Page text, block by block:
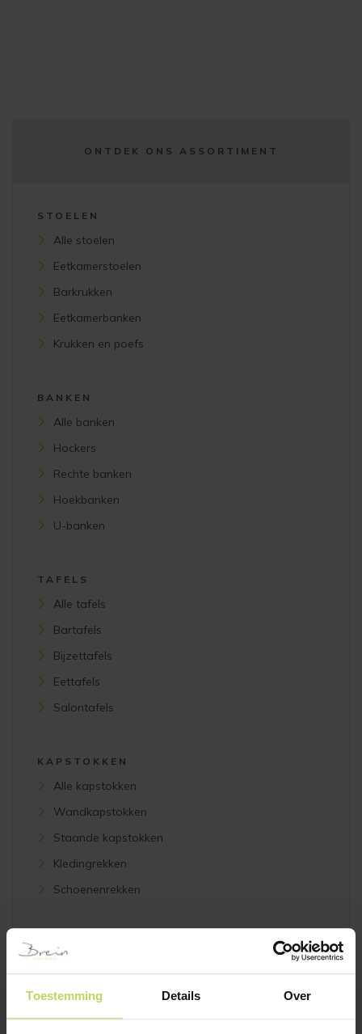
Toestemming Details Over
ONTDEK ONS ASSORTIMENT
STOELEN
Alle stoelen
Eetkamerstoelen
Barkrukken
Eetkamerbanken
Krukken en poefs
BANKEN
Alle banken
Hockers
Rechte banken
Hoekbanken
U-banken
TAFELS
Alle tafels
Bartafels
Bijzettafels
Eettafels
Salontafels
KAPSTOKKEN
Alle kapstokken
Wandkapstokken
Staande kapstokken
Kledingrekken
Schoenenrekken
TV-meubels
Vitrinekasten